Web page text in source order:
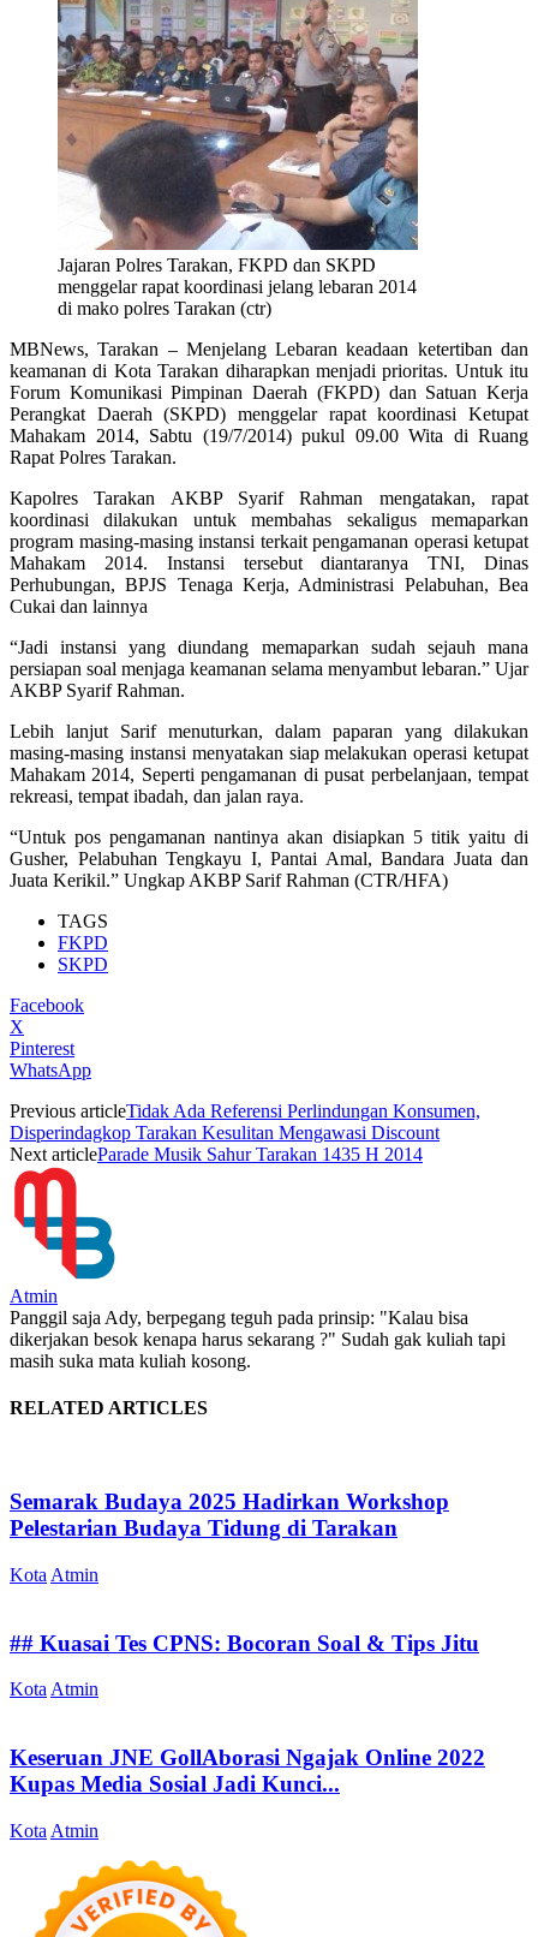
Jajaran Polres Tarakan, FKPD dan SKPD
menggelar rapat koordinasi jelang lebaran 2014
di mako polres Tarakan (ctr)
MBNews, Tarakan – Menjelang Lebaran keadaan ketertiban dan
keamanan di Kota Tarakan diharapkan menjadi prioritas. Untuk itu
Forum Komunikasi Pimpinan Daerah (FKPD) dan Satuan Kerja
Perangkat Daerah (SKPD) menggelar rapat koordinasi Ketupat
Mahakam 2014, Sabtu (19/7/2014) pukul 09.00 Wita di Ruang
Rapat Polres Tarakan.
Kapolres Tarakan AKBP Syarif Rahman mengatakan, rapat
koordinasi dilakukan untuk membahas sekaligus memaparkan
program masing-masing instansi terkait pengamanan operasi ketupat
Mahakam 2014. Instansi tersebut diantaranya TNI, Dinas
Perhubungan, BPJS Tenaga Kerja, Administrasi Pelabuhan, Bea
Cukai dan lainnya
“Jadi instansi yang diundang memaparkan sudah sejauh mana
persiapan soal menjaga keamanan selama menyambut lebaran.” Ujar
AKBP Syarif Rahman.
Lebih lanjut Sarif menuturkan, dalam paparan yang dilakukan
masing-masing instansi menyatakan siap melakukan operasi ketupat
Mahakam 2014, Seperti pengamanan di pusat perbelanjaan, tempat
rekreasi, tempat ibadah, dan jalan raya.
“Untuk pos pengamanan nantinya akan disiapkan 5 titik yaitu di
Gusher, Pelabuhan Tengkayu I, Pantai Amal, Bandara Juata dan
Juata Kerikil.” Ungkap AKBP Sarif Rahman (CTR/HFA)
TAGS
FKPD
SKPD
Facebook
X
Pinterest
WhatsApp
Previous articleTidak Ada Referensi Perlindungan Konsumen,
Disperindagkop Tarakan Kesulitan Mengawasi Discount
Next articleParade Musik Sahur Tarakan 1435 H 2014
Atmin
Panggil saja Ady, berpegang teguh pada prinsip: "Kalau bisa
dikerjakan besok kenapa harus sekarang ?" Sudah gak kuliah tapi
masih suka mata kuliah kosong.
RELATED ARTICLES
Semarak Budaya 2025 Hadirkan Workshop
Pelestarian Budaya Tidung di Tarakan
Kota Atmin
## Kuasai Tes CPNS: Bocoran Soal & Tips Jitu
Kota Atmin
Keseruan JNE GollAborasi Ngajak Online 2022
Kupas Media Sosial Jadi Kunci...
Kota Atmin